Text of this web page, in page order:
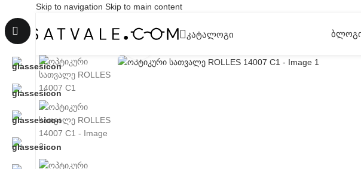
Skip to navigation Skip to main content
ᲙᲐᲢᲐᲚᲝᲒᲘ